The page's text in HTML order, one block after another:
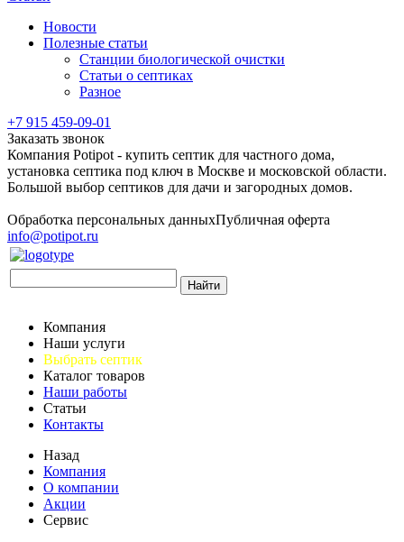
Новости
Полезные статьи
Станции биологической очистки
Статьи о септиках
Разное
+7 915 459-09-01
Заказать звонок
Компания Potipot - купить септик для частного дома,
установка септика под ключ в Москве и московской области.
Большой выбор септиков для дачи и загородных домов.
Обработка персональных данныхПубличная оферта
info@potipot.ru
Найти
Компания
Наши услуги
Выбрать септик
Каталог товаров
Наши работы
Статьи
Контакты
Назад
Компания
О компании
Акции
Сервис